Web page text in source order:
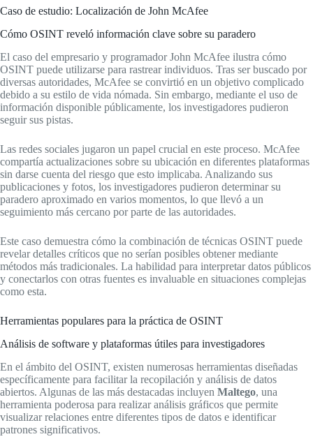
Caso de estudio: Localización de John McAfee
Cómo OSINT reveló información clave sobre su paradero
El caso del empresario y programador John McAfee ilustra cómo
OSINT puede utilizarse para rastrear individuos. Tras ser buscado por
diversas autoridades, McAfee se convirtió en un objetivo complicado
debido a su estilo de vida nómada. Sin embargo, mediante el uso de
información disponible públicamente, los investigadores pudieron
seguir sus pistas.
Las redes sociales jugaron un papel crucial en este proceso. McAfee
compartía actualizaciones sobre su ubicación en diferentes plataformas
sin darse cuenta del riesgo que esto implicaba. Analizando sus
publicaciones y fotos, los investigadores pudieron determinar su
paradero aproximado en varios momentos, lo que llevó a un
seguimiento más cercano por parte de las autoridades.
Este caso demuestra cómo la combinación de técnicas OSINT puede
revelar detalles críticos que no serían posibles obtener mediante
métodos más tradicionales. La habilidad para interpretar datos públicos
y conectarlos con otras fuentes es invaluable en situaciones complejas
como esta.
Herramientas populares para la práctica de OSINT
Análisis de software y plataformas útiles para investigadores
En el ámbito del OSINT, existen numerosas herramientas diseñadas
específicamente para facilitar la recopilación y análisis de datos
abiertos. Algunas de las más destacadas incluyen Maltego, una
herramienta poderosa para realizar análisis gráficos que permite
visualizar relaciones entre diferentes tipos de datos e identificar
patrones significativos.